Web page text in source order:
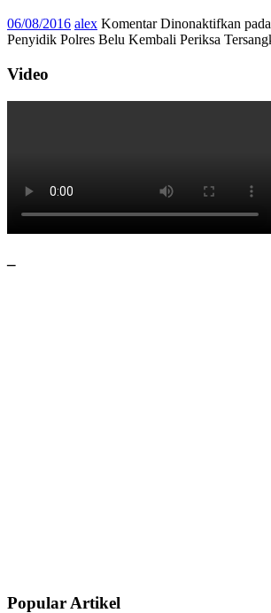
06/08/2016 alex Komentar Dinonaktifkan
Penyidik Polres Belu Kembali Periksa
Video
–
Popular Artikel